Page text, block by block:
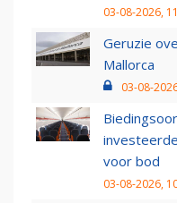
03-08-2026,
Geruzie
Mallorca
03-08-
voor bod
03-08-2026,